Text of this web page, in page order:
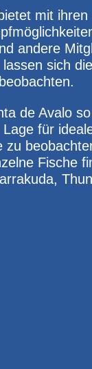
mit
andere
lassen sich
de Avalo
für
zu
Fische